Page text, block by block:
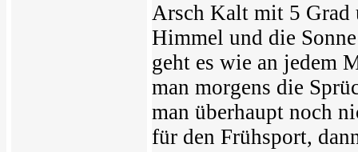
Arsch Kalt mit 5 Grad
Himmel und die
geht es wie an jedem
man morgens die
man überhaupt noch
für den Frühsport,